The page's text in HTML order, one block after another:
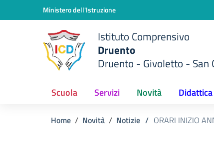
Vai ai contenuti
Vai al menu di navigazione
Ministero dell'Istruzione
Istituto Comprensivo
Druento
Druento - Givoletto - San
Scuola Servizi Novità Didattica
Home Novità Notizie / ORARI INIZIO